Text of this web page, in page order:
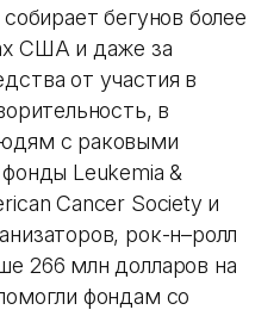
бегунов более
США и даже за
от участия в
в
с раковыми
Leukemia &
Cancer Society и
рок-н–ролл
266 млн долларов на
фондам со